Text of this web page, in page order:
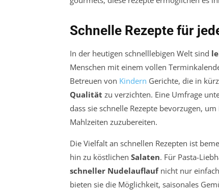
Schnelle Rezepte für
In der heutigen schnelllebigen Welt sind
Menschen mit einem vollen
Betreuen von Kindern Gerichte, die in
Qualität zu verzichten. Eine Umfrage
dass sie schnelle Rezepte bevorzugen,
Mahlzeiten zuzubereiten.
Die Vielfalt an schnellen Rezepten ist
hin zu köstlichen Salaten. Für Pasta-
schneller Nudelauflaufnicht nur
bieten sie die Möglichkeit, saisonales